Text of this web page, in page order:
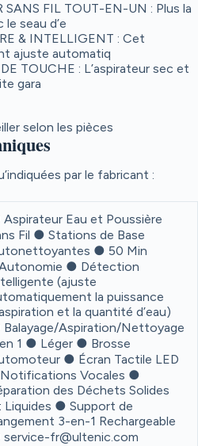
SANS FIL TOUT-EN-UN : Plus la
seau d’e
& INTELLIGENT : Cet
ajuste automatiq
TOUCHE : L’aspirateur sec et
gara
selon les pièces
par le fabricant :
Eau et Poussière
Fil ● Stations de Base
● 50 Min
● Détection
(ajuste
la puissance
et la quantité d’eau)
Aspiration/Nettoyage
1 ● Léger ● Brosse
● Écran Tactile LED
Vocales ●
des Déchets Solides
Liquides ● Support de
3-en-1 Rechargeable
fr@ultenic.com